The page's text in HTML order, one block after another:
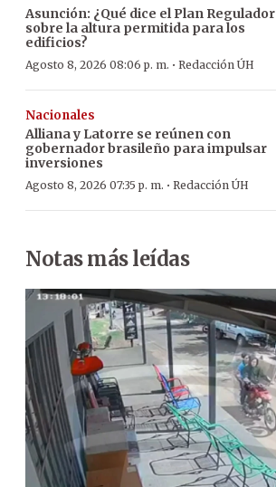
Asunción: ¿Qué dice el Plan Regulador
sobre la altura permitida para los
edificios?
Agosto 8, 2026 08:06 p. m. · Redacción ÚH
Nacionales
Alliana y Latorre se reúnen con
gobernador brasileño para impulsar
inversiones
Agosto 8, 2026 07:35 p. m. · Redacción ÚH
Notas más leídas